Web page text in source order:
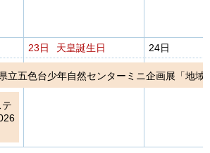
23日 天皇誕生日 24日
立五色台少年自然センターミニ企画展「地